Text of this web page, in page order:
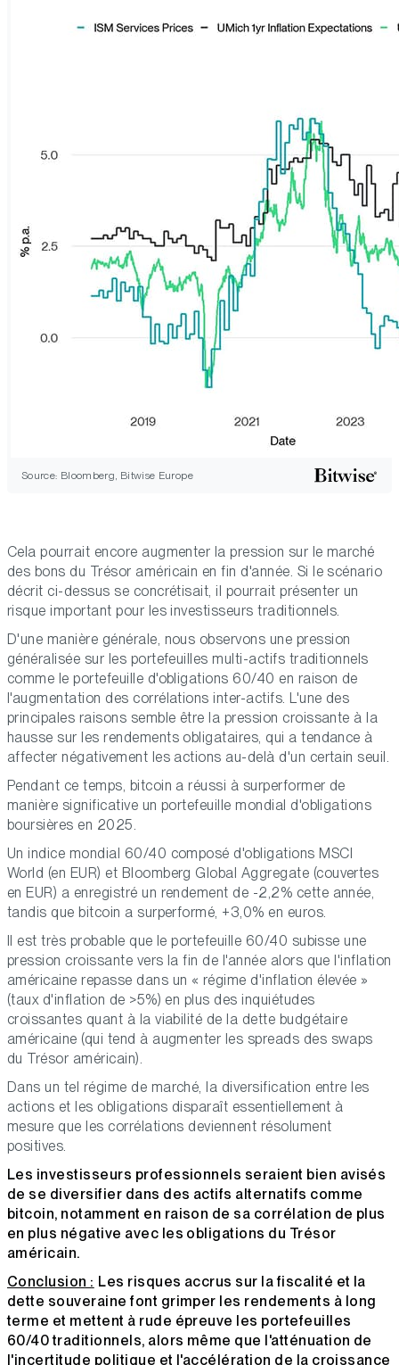
Source: Bloomberg, Bitwise Europe
Cela pourrait encore augmenter la pression sur le marché
des bons du Trésor américain en fin d'année. Si le scénario
décrit ci-dessus se concrétisait, il pourrait présenter un
risque important pour les investisseurs traditionnels.
D'une manière générale, nous observons une pression
généralisée sur les portefeuilles multi-actifs traditionnels
comme le portefeuille d'obligations 60/40 en raison de
l'augmentation des corrélations inter-actifs. L'une des
principales raisons semble être la pression croissante à la
hausse sur les rendements obligataires, qui a tendance à
affecter négativement les actions au-delà d'un certain seuil.
Pendant ce temps, bitcoin a réussi à surperformer de
manière significative un portefeuille mondial d'obligations
boursières en 2025.
Un indice mondial 60/40 composé d'obligations MSCI
World (en EUR) et Bloomberg Global Aggregate (couvertes
en EUR) a enregistré un rendement de -2,2% cette année,
tandis que bitcoin a surperformé, +3,0% en euros.
Il est très probable que le portefeuille 60/40 subisse une
pression croissante vers la fin de l'année alors que l'inflation
américaine repasse dans un « régime d'inflation élevée »
(taux d'inflation de >5%) en plus des inquiétudes
croissantes quant à la viabilité de la dette budgétaire
américaine (qui tend à augmenter les spreads des swaps
du Trésor américain).
Dans un tel régime de marché, la diversification entre les
actions et les obligations disparaît essentiellement à
mesure que les corrélations deviennent résolument
positives.
Les investisseurs professionnels seraient bien avisés
de se diversifier dans des actifs alternatifs comme
bitcoin, notamment en raison de sa corrélation de plus
en plus négative avec les obligations du Trésor
américain.
Conclusion : Les risques accrus sur la fiscalité et la
dette souveraine font grimper les rendements à long
terme et mettent à rude épreuve les portefeuilles
60/40 traditionnels, alors même que l'atténuation de
l'incertitude politique et l'accélération de la croissance